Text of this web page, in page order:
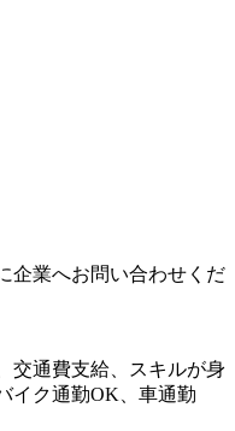
企業へお問い合わせくだ
交通費支給、スキルが身
イク通勤OK、車通勤